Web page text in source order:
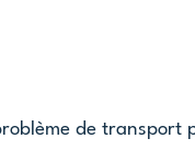
de transport